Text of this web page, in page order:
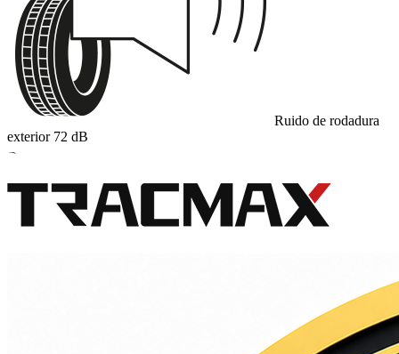
Ruido de rodadura
exterior 72 dB
B